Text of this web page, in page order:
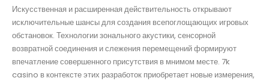
Искусственная и расширенная действительность открывают
исключительные шансы для создания всепоглощающих игровых
обстановок. Технологии зонального акустики, сенсорной
возвратной соединения и слежения перемещений формируют
впечатление совершенного присутствия в мнимом месте. 7k
casino в контексте этих разработок приобретает новые измерения,